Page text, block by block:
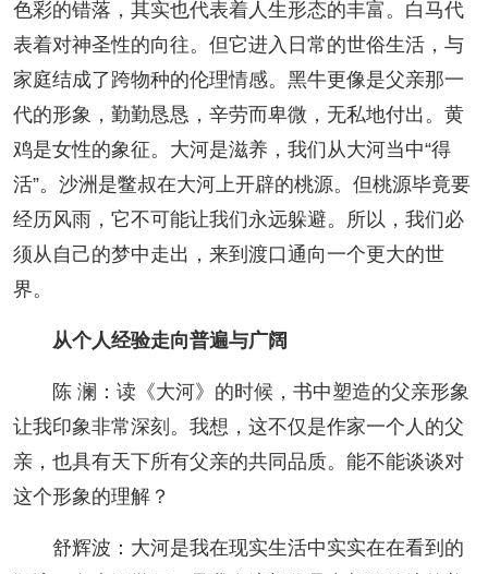
色彩的错落，其实也代表着人生形态的丰富。白马代
表着对神圣性的向往。但它进入日常的世俗生活，与
家庭结成了跨物种的伦理情感。黑牛更像是父亲那一
代的形象，勤勤恳恳，辛劳而卑微，无私地付出。黄
鸡是女性的象征。大河是滋养，我们从大河当中“得
活”。沙洲是鳖叔在大河上开辟的桃源。但桃源毕竟要
经历风雨，它不可能让我们永远躲避。所以，我们必
须从自己的梦中走出，来到渡口通向一个更大的世
界。
从个人经验走向普遍与广阔
陈 澜：读《大河》的时候，书中塑造的父亲形象
让我印象非常深刻。我想，这不仅是作家一个人的父
亲，也具有天下所有父亲的共同品质。能不能谈谈对
这个形象的理解？
舒辉波：大河是我在现实生活中实实在在看到的